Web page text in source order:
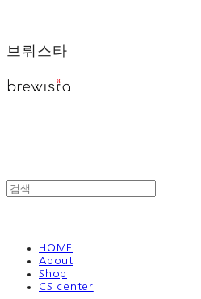
브뤼스타
HOME
About
Shop
CS center